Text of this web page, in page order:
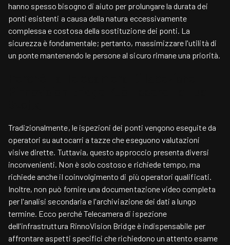
hanno spesso bisogno di aiuto per prolungare la durata dei
ponti esistenti a causa della natura eccessivamente
complessa e costosa della sostituzione dei ponti. La
sicurezza è fondamentale; pertanto, massimizzare l'utilità di
un ponte mantenendo le persone al sicuro rimane una priorità.
Tradizionalmente, le ispezioni dei ponti vengono eseguite da
operatori su autocarri a tazze che eseguono valutazioni
visive dirette. Tuttavia, questo approccio presenta diversi
inconvenienti. Non è solo costoso e richiede tempo, ma
richiede anche il coinvolgimento di più operatori qualificati.
Inoltre, non può fornire una documentazione video completa
per l'analisi secondaria e l'archiviazione dei dati a lungo
termine. Ecco perchéTelecamera di ispezione
dell'infrastruttura RinnoVision Bridgeè indispensabile per
affrontare aspetti specifici che richiedono un attento esame